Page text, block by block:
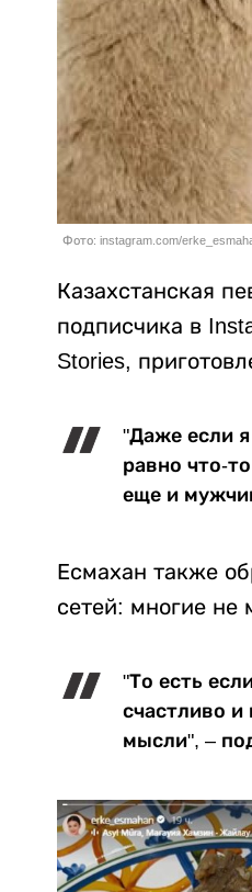
Фото: instagram.com/
Казахстанская
подписчика в
Stories,
"Даже если
равно что-
еще и
Есмахан также
сетей: многие не
"То есть
счастливо
мысли", –